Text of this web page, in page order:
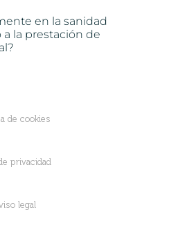
en la sanidad
a la prestación de
de cookies
privacidad
legal